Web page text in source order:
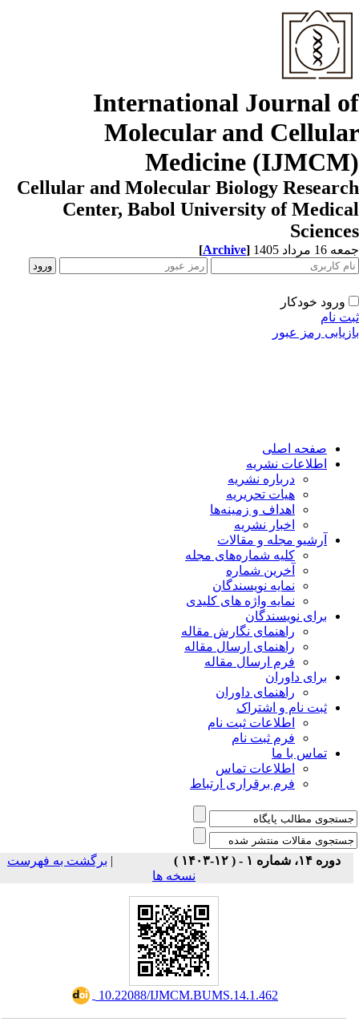
International Journal
Molecular and
Medicine
Cellular and Molecular Biology
Center, Babol University of
مرداد 1405 [Archive]
ورود خودکار
نام
رمز عبور
صفحه اصلی
اطلاعات نشریه
درباره نشریه
هیات تحریریه
اهداف و زمینه‌ها
اخبار نشریه
آرشیو مجله و مقالات
کلیه شماره‌های مجله
آخرین شماره
نمایه نویسندگان
نمایه واژه های کلیدی
برای نویسندگان
راهنمای نگارش مقاله
راهنمای ارسال مقاله
فرم ارسال مقاله
برای داوران
راهنمای داوران
ثبت نام و اشتراک
اطلاعات ثبت نام
فرم ثبت نام
تماس با ما
اطلاعات تماس
فرم برقراری ارتباط
دوره ۱۴، شماره ۱ - ( ۱۲-۱۴۰۳ )
برگشت به فهرست
نسخه ها
‎ 10.22088/IJMCM.BUMS.14.1.462